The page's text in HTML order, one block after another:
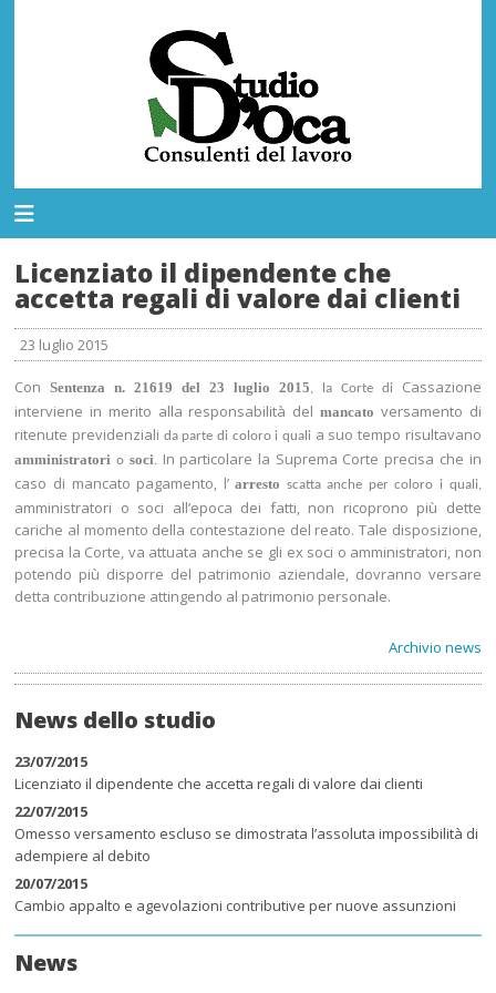
Licenziato il dipendente che
accetta regali di valore dai clienti
23 luglio 2015
ConSentenza n. 21619 del 23 luglio 2015, la Corte di
Cassazione
interviene in merito alla responsabilità delmancato versamento di
ritenute previdenziali da parte di coloro i quali a suo tempo risultavano
amministratorio soci. In particolare la Suprema Corte precisa che in
caso di mancato pagamento, l’arresto scatta anche per coloro i quali,
amministratori o soci all’epoca dei fatti, non ricoprono più dette
cariche al momento della contestazione del reato. Tale disposizione,
precisa la Corte, va attuata anche se gli ex soci o amministratori, non
potendo più disporre del patrimonio aziendale, dovranno versare
detta contribuzione attingendo al patrimonio personale.
Archivio news
News dello studio
23/07/2015
Licenziato il dipendente che accetta regali di valore dai clienti
22/07/2015
Omesso versamento escluso se dimostrata l’assoluta impossibilità di
adempiere al debito
20/07/2015
Cambio appalto e agevolazioni contributive per nuove assunzioni
News